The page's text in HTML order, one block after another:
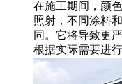
在施工期间，颜
照射，不同涂料
同。它将导致更
根据实际需要进行